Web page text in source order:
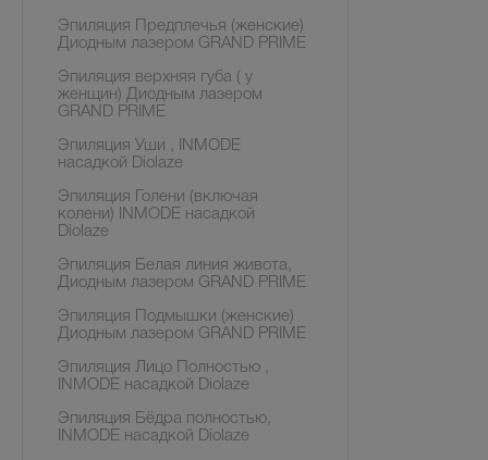
Эпиляция Предплечья (женские)
Диодным лазером GRAND PRIME
Эпиляция верхняя губа ( у
женщин) Диодным лазером
GRAND PRIME
Эпиляция Уши , INMODE
насадкой Diolaze
Эпиляция Голени (включая
колени) INMODE насадкой
Diolaze
Эпиляция Белая линия живота,
Диодным лазером GRAND PRIME
Эпиляция Подмышки (женские)
Диодным лазером GRAND PRIME
Эпиляция Лицо Полностью ,
INMODE насадкой Diolaze
Эпиляция Бёдра полностью,
INMODE насадкой Diolaze